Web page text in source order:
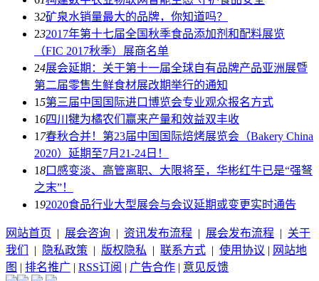
32矿泉水销量最大的品牌，你知道吗？
232017年第十七届全国秋季食品添加剂和配料展览
（FIC 2017秋季）展商名单
24展会延期：关于第十一届全球自有品牌产品亚洲展暨
第二届零售生鲜食材展改期举行的通知
15第三届中国国际进口博览会专业观众报名方式
16四川犍为橘农们赢来产量和效益双丰收
1 7春秋合并！第23届中国国际焙烤展览会（Bakery China
2020）延期至7月21-24日！
18口感变淡、高管离职、大限将至，华彬红牛已是“强弩
之末”！
192020食品行业大型展会与会议延期或变更实时通告
网站首页 | 展会咨询 | 资讯发布流程 | 展会发布流程 | 关于
我们
| 隐私政策 | 版权隐私 | 联系方式 | 使用协议 | 网站地
图 | 排名推广 | RSS订阅 | 广告合作 | 意见反馈